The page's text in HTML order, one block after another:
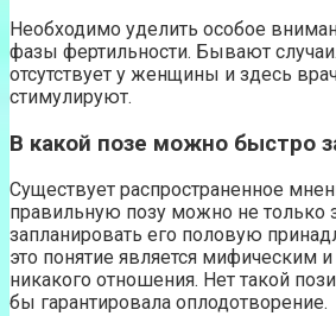
Необходимо уделить особое
фазы фертильности. Бывают
отсутствует у женщины и здесь
стимулируют.
В какой позе можно быстро
Существует распространенное
правильную позу можно не только
запланировать его половую
это понятие является мифическим
никакого отношения. Нет такой
бы гарантировала оплодотворение.